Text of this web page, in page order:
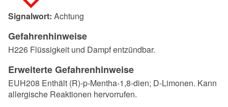
Signalwort: Achtung
Gefahrenhinweise
H226 Flüssigkeit und Dampf entzündbar.
Erweiterte Gefahrenhinweise
EUH208 Enthält (R)-p-Mentha-1,8-dien; D-Limonen. Kann
allergische Reaktionen hervorrufen.